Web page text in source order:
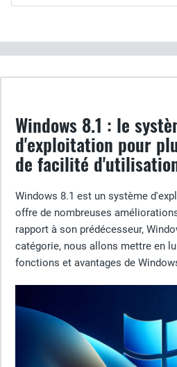
Windows 8.1 : le
d'exploitation pour
de facilité
Windows 8.1 est un système
offre de nombreuses
rapport à son prédécesseur,
catégorie, nous allons mettre en
fonctions et avantages de